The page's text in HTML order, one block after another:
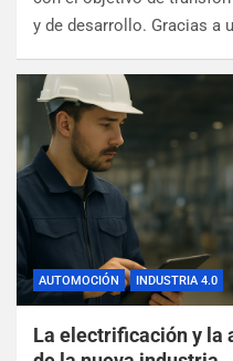
y de desarrollo. Gracias a
AUTOMOCIÓN INDUSTRIA 4.0
La electrificación y la